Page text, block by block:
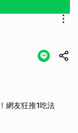
網友狂推1吃法